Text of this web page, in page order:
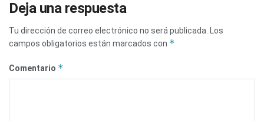
Deja una respuesta
Tu dirección de correo electrónico no será publicada.
Los
campos obligatorios están marcados con *
Comentario *